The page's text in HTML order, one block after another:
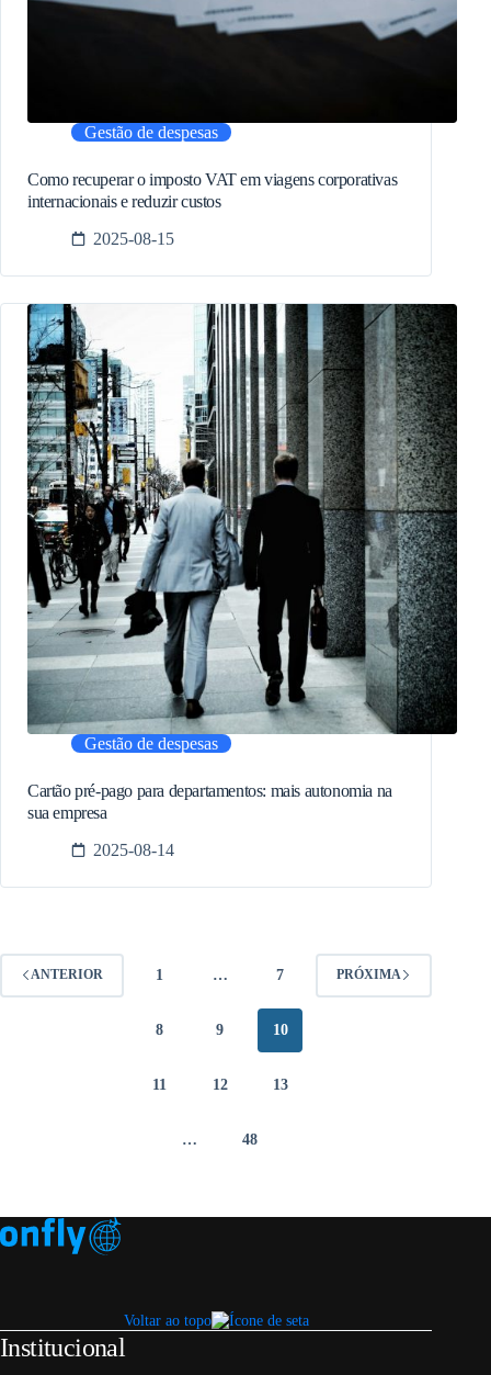
Gestão de despesas
Como recuperar o imposto VAT em viagens corporativas
internacionais e reduzir custos
2025-08-15
Gestão de despesas
Cartão pré-pago para departamentos: mais autonomia na
sua empresa
2025-08-14
ANTERIOR 1 … 7
8 9 10
11 12 13
… 48
PRÓXIMA
Voltar ao topo
Institucional